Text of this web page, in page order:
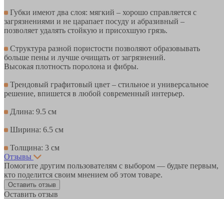
Губки имеют два слоя: мягкий – хорошо справляется с
загрязнениями и не царапает посуду и абразивный –
позволяет удалять стойкую и присохшую грязь.
Структура разной пористости позволяют образовывать
больше пены и лучше очищать от загрязнений.
Высокая плотность поролона и фибры.
Трендовый графитовый цвет – стильное и универсальное
решение, впишется в любой современный интерьер.
Длина: 9.5 см
Ширина: 6.5 см
Толщина: 3 см
Отзывы
Помогите другим пользователям с выбором — будьте первым,
кто поделится своим мнением об этом товаре.
Оставить отзыв
Оставить отзыв